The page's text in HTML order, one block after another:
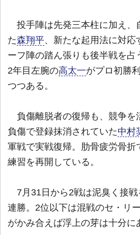
投手陣は先発三本柱に加え、
た森翔平、新たな起用法に対応
ーフ陣の踏ん張りも後半戦を占
2年目左腕の高太一がプロ初勝
つつある。
負傷離脱者の復帰も、競争を
負傷で登録抹消されていた中村
軍戦で実戦復帰。肋骨疲労骨折
練習を再開している。
7月31日から2戦は泥臭く接戦
連勝。2位以下は混戦のセ・リ
がかみ合えば浮上の芽は十分に